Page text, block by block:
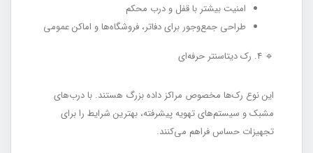
امنیت بیشتر با قفل و درب محکم
طراحی جمع‌وجور برای دفاتر، فروشگاه‌ها و اماکن عمومی
🔹 ۴. رک دیتاسنتر حرفه‌ای
این نوع رک‌ها مخصوص مراکز داده بزرگ هستند. با درب‌های
مشبک و سیستم‌های تهویه پیشرفته، بهترین شرایط را برای
تجهیزات حساس فراهم می‌کنند.